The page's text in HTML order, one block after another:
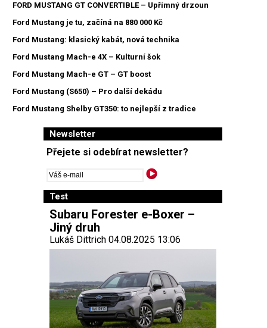
FORD MUSTANG GT CONVERTIBLE – Upřímný drzoun
Ford Mustang je tu, začíná na 880 000 Kč
Ford Mustang: klasický kabát, nová technika
Ford Mustang Mach-e 4X – Kulturní šok
Ford Mustang Mach-e GT – GT boost
Ford Mustang (S650) – Pro další dekádu
Ford Mustang Shelby GT350: to nejlepší z tradice
Newsletter
Přejete si odebírat newsletter?
Test
Subaru Forester e-Boxer –
Jiný druh
Lukáš Dittrich 04.08.2025 13:06